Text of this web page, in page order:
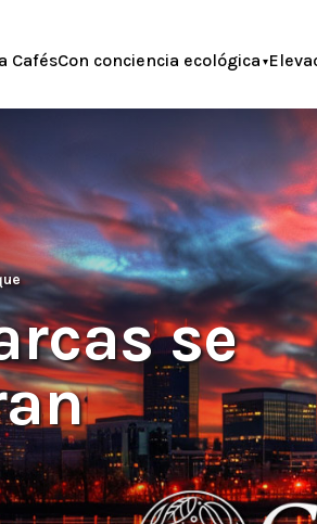
CafésCon conciencia ecológica
se